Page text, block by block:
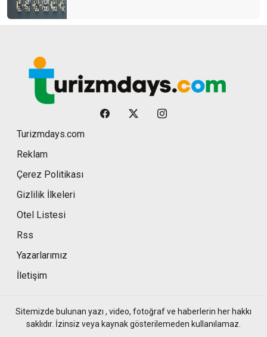
Turizmdays.com
Reklam
Çerez Politikası
Gizlilik İlkeleri
Otel Listesi
Rss
Yazarlarımız
İletişim
Sitemizde bulunan yazı , video, fotoğraf ve haberlerin her hakkı
saklıdır. İzinsiz veya kaynak gösterilemeden kullanılamaz.